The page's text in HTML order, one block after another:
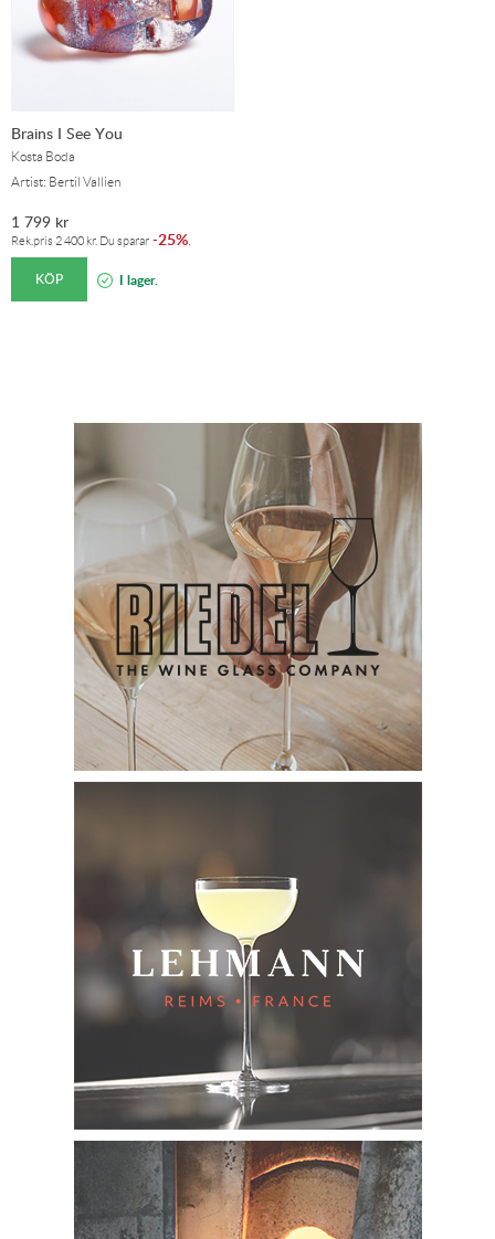
Brains I See You
Kosta Boda
Artist: Bertil Vallien
1 799 kr
Rek.pris 2 400 kr. Du sparar -25%
KÖP I lager.